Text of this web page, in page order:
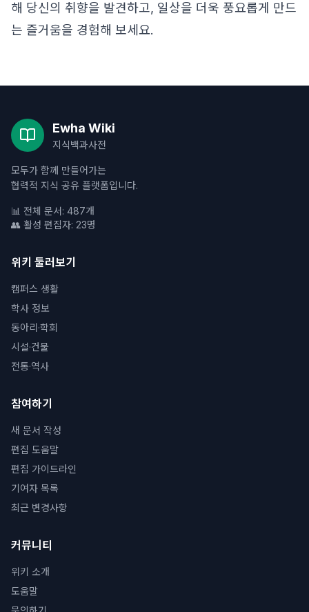
해 당신의 취향을 발견하고, 일상을 더욱 풍요롭게 만드
는 즐거움을 경험해 보세요.
Ewha Wiki
지식백과사전
모두가 함께 만들어가는
협력적 지식 공유 플랫폼입니다.
📊 전체 문서: 487개
👥 활성 편집자: 23명
위키 둘러보기
캠퍼스 생활
학사 정보
동아리·학회
시설·건물
전통·역사
참여하기
새 문서 작성
편집 도움말
편집 가이드라인
기여자 목록
최근 변경사항
커뮤니티
위키 소개
도움말